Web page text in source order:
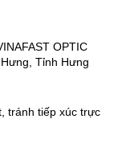
OPTIC
Tỉnh Hưng
tránh tiếp xúc trực